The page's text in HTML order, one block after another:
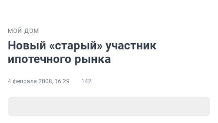
МОЙ ДОМ
Новый «старый» участник
ипотечного рынка
4 февраля 2008, 16:29 142